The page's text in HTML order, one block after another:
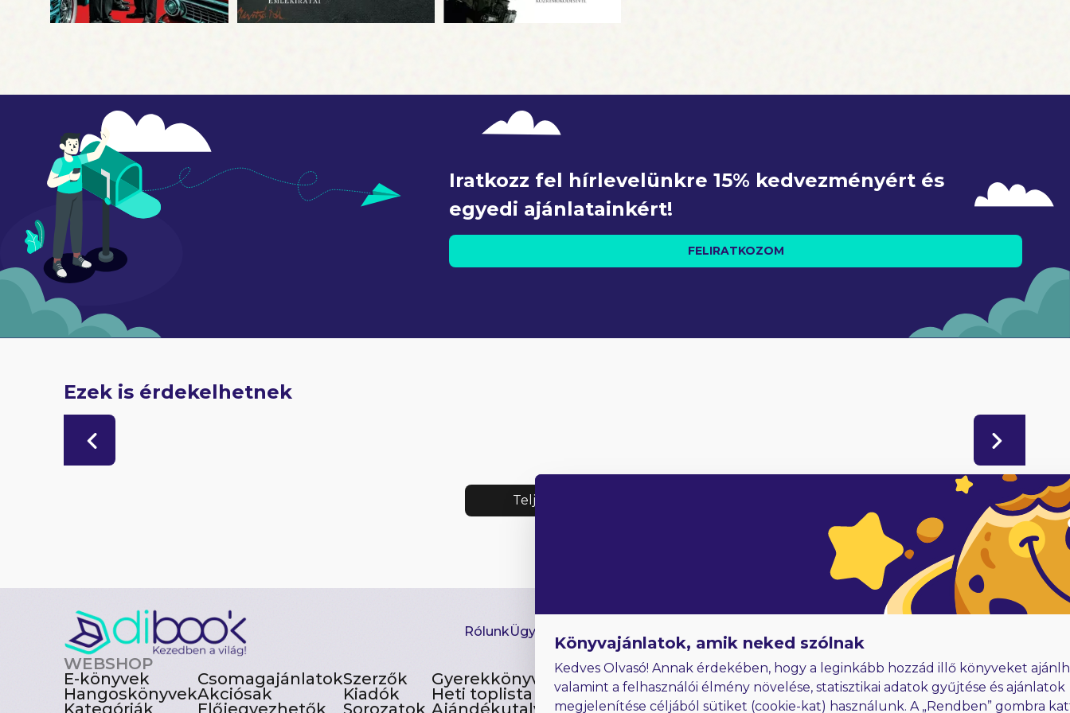
Iratkozz fel hírlevelünkre 15% kedvezményért és
egyedi ajánlatainkért!
FELIRATKOZOM
Ezek is érdekelhetnek
Teljes lista
RólunkÜgyfélszolgálat
WEBSHOP
E-könyvek
Hangoskönyvek
Csomagajánlatok
Akciósak
Szerzők
Kiadók
Gyerekkönyvek
Heti toplista
Könyvajánlatok, amik neked szólnak
Kedves Olvasó! Annak érdekében, hogy a leginkább hozzád illő könyveket
valamint a felhasználói élmény növelése, statisztikai adatok gyűjtése és ajánlatok
megjelenítése céljából sütiket (cookie-kat) használunk. A „Rendben” gombra